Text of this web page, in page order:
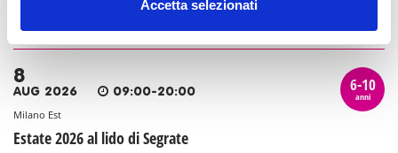
Accetta selezionati
8
AUG 2026 09:00-20:00
Milano Est
Estate 2026 al lido di Segrate
6-10
anni